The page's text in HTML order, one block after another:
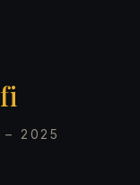
– 2025